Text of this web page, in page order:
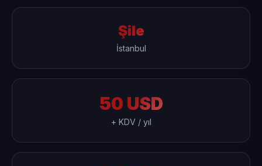
Şile
İstanbul
50 USD
+ KDV / yıl